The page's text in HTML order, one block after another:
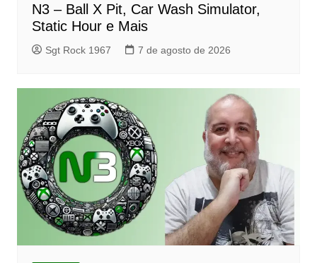
N3 – Ball X Pit, Car Wash Simulator,
Static Hour e Mais
Sgt Rock 1967 7 de agosto de 2026